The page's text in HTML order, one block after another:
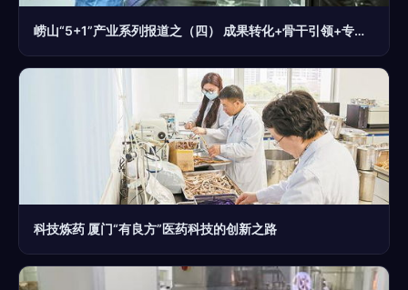
崂山“5+1”产业系列报道之（四） 成果转化+骨干引领+专业孵化，崂山生物医药产业后劲儿十足！
科技炼药 厦门“有良方”医药科技的创新之路